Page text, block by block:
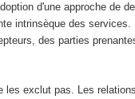
d'une approche de
intrinsèque des
des parties
exclut pas. Les